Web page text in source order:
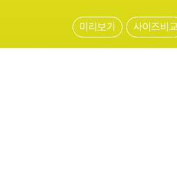
미리보기 사이즈비교